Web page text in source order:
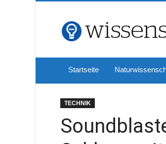
Startseite
TECHNIK